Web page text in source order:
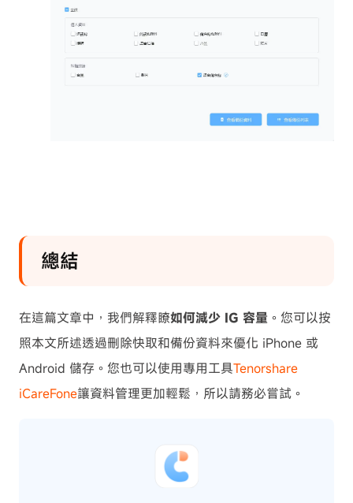
總結
在這篇文章中， 我們解釋瞭如何減少 IG 容量 。您可以按
照本文所述透過刪除快取和備份資料來優化 iPhone 或
Android 儲存。您也可以使用專用工具Tenorshare
iCareFone讓資料管理更加輕鬆，所以請務必嘗試。